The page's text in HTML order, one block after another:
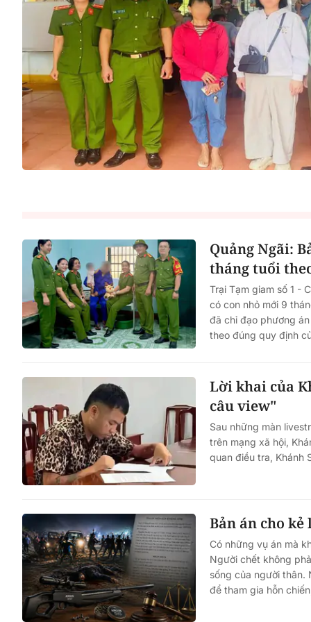
Quảng Ngãi:
tháng tuổi
Trại Tạm giam số 1 -
có con nhỏ mới 9
đã chỉ đạo phương
theo đúng quy định
Lời khai của
câu view"
Sau những màn
trên mạng xã hội,
quan điều tra, Khánh
Bản án cho
Có những vụ án mà
Người chết không
sống của người thân.
để tham gia hỗn